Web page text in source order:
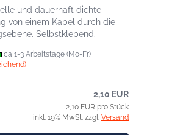
und dauerhaft dichte
von einem Kabel durch die
Selbstklebend.
ca 1-3 Arbeitstage (Mo-Fr)
2,10 EUR
2,10 EUR pro Stück
inkl. 19% MwSt. zzgl. Versand